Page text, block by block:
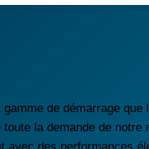
de démarrage que
la demande de